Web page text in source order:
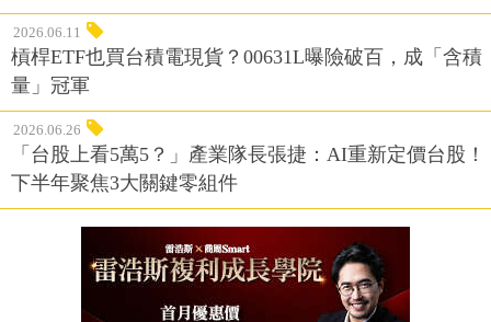
2026.06.11
槓桿ETF也買台積電現貨？00631L曝險破百，成「含積
量」冠軍
2026.06.26
「台股上看5萬5？」產業隊長張捷：AI重新定價台股！
下半年聚焦3大關鍵零組件